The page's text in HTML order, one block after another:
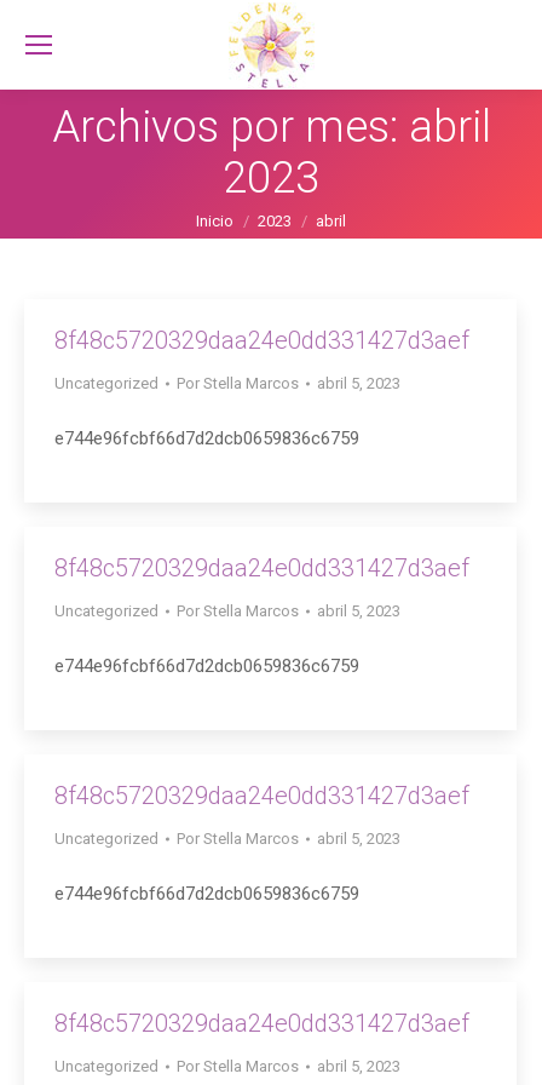
Archivos por mes: abril
2023
Estás aquí:
Inicio 2023 abril
8f48c5720329daa24e0dd331427d3aef
Uncategorized Por Stella Marcos abril 5, 2023
e744e96fcbf66d7d2dcb0659836c6759
8f48c5720329daa24e0dd331427d3aef
Uncategorized Por Stella Marcos abril 5, 2023
e744e96fcbf66d7d2dcb0659836c6759
8f48c5720329daa24e0dd331427d3aef
Uncategorized Por Stella Marcos abril 5, 2023
e744e96fcbf66d7d2dcb0659836c6759
8f48c5720329daa24e0dd331427d3aef
Uncategorized Por Stella Marcos abril 5, 2023